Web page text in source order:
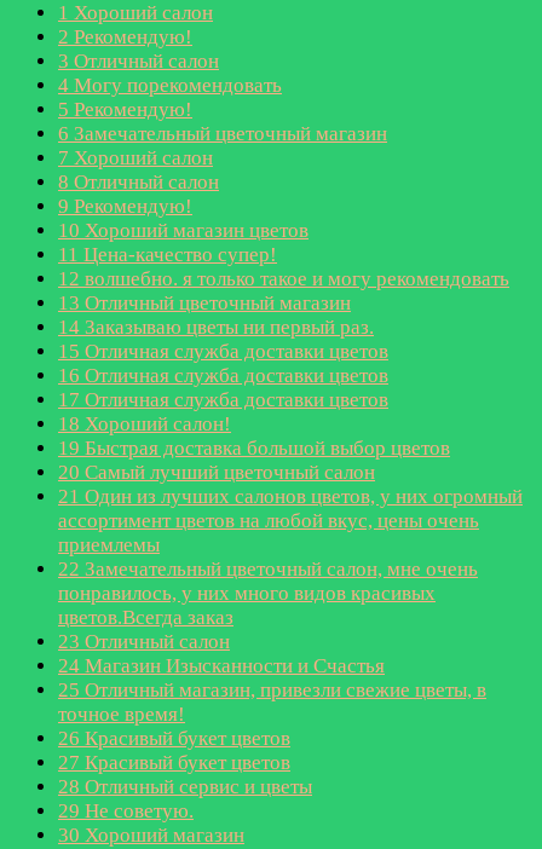
1 Хороший салон
2 Рекомендую!
3 Отличный салон
4 Могу порекомендовать
5 Рекомендую!
6 Замечательный цветочный магазин
7 Хороший салон
8 Отличный салон
9 Рекомендую!
10 Хороший магазин цветов
11 Цена-качество супер!
12 волшебно. я только такое и могу рекомендовать
13 Отличный цветочный магазин
14 Заказываю цветы ни первый раз.
15 Отличная служба доставки цветов
16 Отличная служба доставки цветов
17 Отличная служба доставки цветов
18 Хороший салон!
19 Быстрая доставка большой выбор цветов
20 Самый лучший цветочный салон
21 Один из лучших салонов цветов, у них огромный
ассортимент цветов на любой вкус, цены очень
приемлемы
22 Замечательный цветочный салон, мне очень
понравилось, у них много видов красивых
цветов.Всегда заказ
23 Отличный салон
24 Магазин Изысканности и Счастья
25 Отличный магазин, привезли свежие цветы, в
точное время!
26 Красивый букет цветов
27 Красивый букет цветов
28 Отличный сервис и цветы
29 Не советую.
30 Хороший магазин